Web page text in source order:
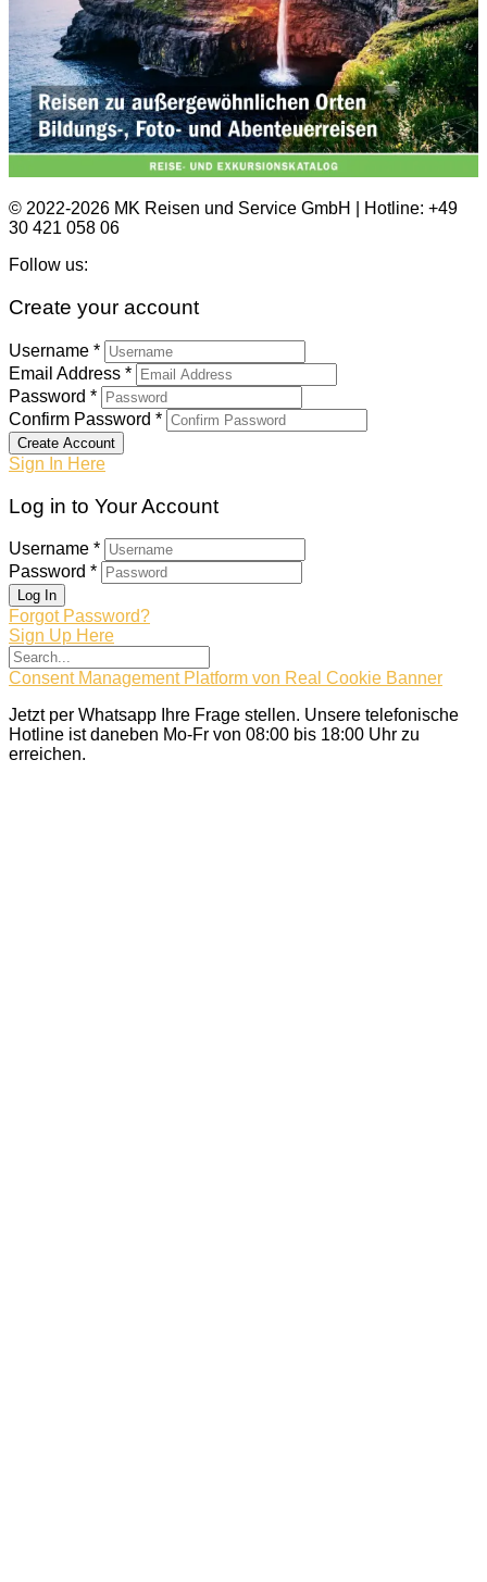
© 2022-2026 MK Reisen und Service GmbH | Hotline: +49
30 421 058 06
Follow us:
Create your account
Username *
Email Address *
Password *
Confirm Password *
Create Account
Sign In Here
Log in to Your Account
Username *
Password *
Log In
Forgot Password?
Sign Up Here
Consent Management Platform von Real Cookie Banner
Jetzt per Whatsapp Ihre Frage stellen. Unsere telefonische
Hotline ist daneben Mo-Fr von 08:00 bis 18:00 Uhr zu
erreichen.